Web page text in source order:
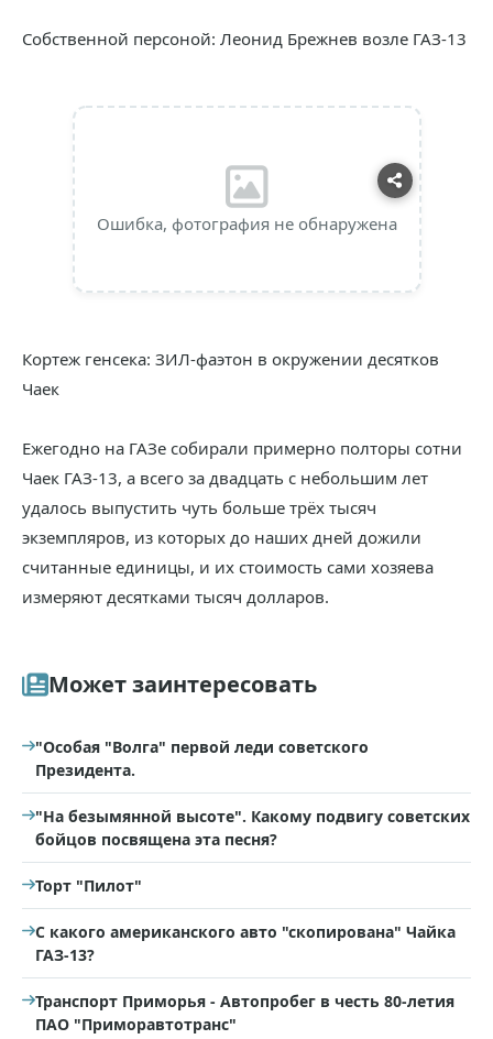
Собственной персоной: Леонид Брежнев возле ГАЗ-13
Ошибка, фотография не обнаружена
Кортеж генсека: ЗИЛ-фаэтон в окружении десятков
Чаек
Ежегодно на ГАЗе собирали примерно полторы сотни
Чаек ГАЗ-13, а всего за двадцать с небольшим лет
удалось выпустить чуть больше трёх тысяч
экземпляров, из которых до наших дней дожили
считанные единицы, и их стоимость сами хозяева
измеряют десятками тысяч долларов.
Может заинтересовать
"Особая "Волга" первой леди советского
Президента.
"На безымянной высоте". Какому подвигу советских
бойцов посвящена эта песня?
Торт "Пилот"
С какого американского авто "скопирована" Чайка
ГАЗ-13?
Транспорт Приморья - Автопробег в честь 80-летия
ПАО "Приморавтотранс"